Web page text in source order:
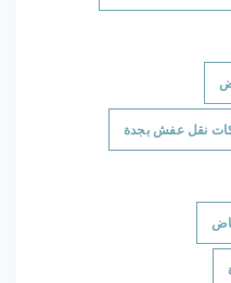
نقل عفش بجدة